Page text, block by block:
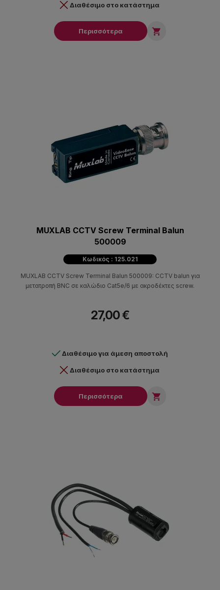
Διαθέσιμο στο κατάστημα
Περισσότερα 
MUXLAB CCTV Screw Terminal Balun
500009
Κωδικός : 125.021
MUXLAB CCTV Screw Terminal Balun 500009: CCTV balun για
μετατροπή BNC σε καλώδιο Cat5e/6 με ακροδέκτες screw.
27,00 €
Διαθέσιμο για άμεση αποστολή
Διαθέσιμο στο κατάστημα
Περισσότερα 